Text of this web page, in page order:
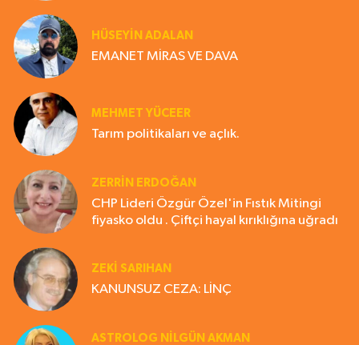
HÜSEYIN ADALAN
EMANET MİRAS VE DAVA
MEHMET YÜCEER
Tarım politikaları ve açlık.
ZERRIN ERDOĞAN
CHP Lideri Özgür Özel'in Fıstık Mitingi
fiyasko oldu . Çiftçi hayal kırıklığına uğradı
ZEKI SARIHAN
KANUNSUZ CEZA: LİNÇ
ASTROLOG NILGÜN AKMAN